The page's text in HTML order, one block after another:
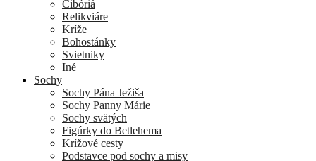
Cibóriá
Relikviáre
Kríže
Bohostánky
Svietniky
Iné
Sochy
Sochy Pána Ježiša
Sochy Panny Márie
Sochy svätých
Figúrky do Betlehema
Krížové cesty
Podstavce pod sochy a misy